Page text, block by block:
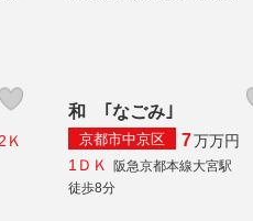
2Ｋ
和 ｢なごみ｣
京都市中京区 7万万円
1ＤＫ 阪急京都本線大宮駅
徒歩8分